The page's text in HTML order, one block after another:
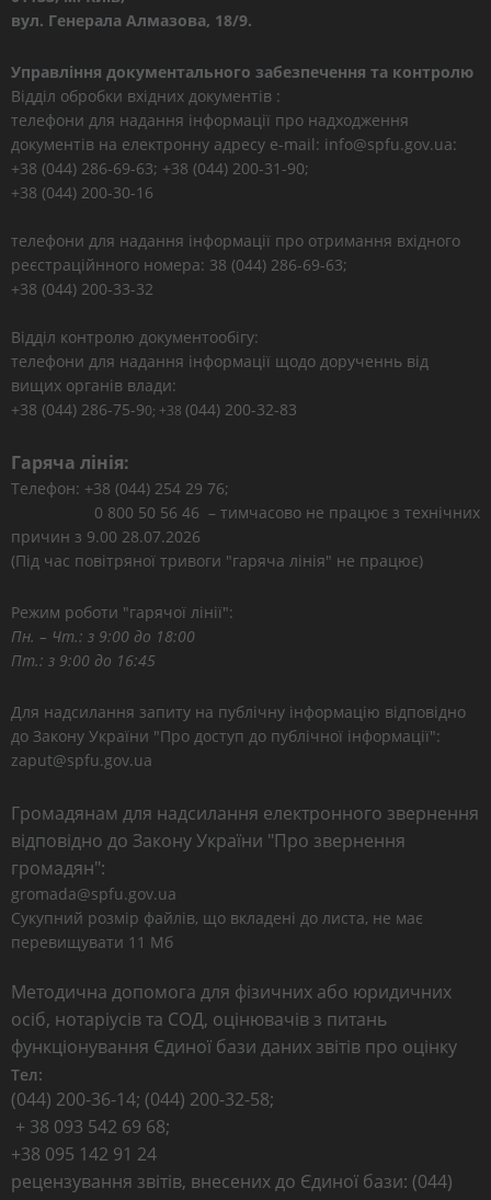
вул. Генерала Алмазова, 18/9.
Управління документального забезпечення та контролю
Відділ обробки вхідних документів :
телефони для надання інформації про надходження
документів на електронну адресу e-mail: info@spfu.gov.ua:
+38 (044) 286-69-63; +38 (044) 200-31-90;
+38 (044) 200-30-16
телефони для надання інформації про отримання вхідного
реєстраційнного номера: 38 (044) 286-69-63;
+38 (044) 200-33-32
Відділ контролю документообігу:
телефони для надання інформації щодо дорученнь від
вищих органів влади:
+38 (044) 286-75-90; +38 (044) 200-32-83
Гаряча лінія:
Телефон: +38 (044) 254 29 76;
0 800 50 56 46 – тимчасово не працює з технічних
причин з 9.00 28.07.2026
(Під час повітряної тривоги "гаряча лінія" не працює)
Режим роботи "гарячої лінії":
Пн. – Чт.: з 9:00 до 18:00
Пт.: з 9:00 до 16:45
Для надсилання запиту на публічну інформацію відповідно
до Закону України "Про доступ до публічної інформації":
zaput@spfu.gov.ua
Громадянам для надсилання електронного звернення
відповідно до Закону України "Про звернення
громадян":
gromada@spfu.gov.ua
Сукупний розмір файлів, що вкладені до листа, не має
перевищувати 11 Мб
Методична допомога для фізичних або юридичних
осіб, нотаріусів та СОД, оцінювачів з питань
функціонування Єдиної бази даних звітів про оцінку
Тел:
(044) 200-36-14; (044) 200-32-58;
+ 38 093 542 69 68;
+38 095 142 91 24
рецензування звітів, внесених до Єдиної бази: (044)